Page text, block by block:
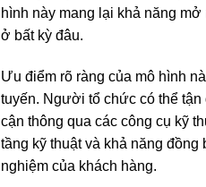
hình này mang lại khả năng
ở bất kỳ đâu.
Ưu điểm rõ ràng của mô hình
tuyến. Người tổ chức có thể
cận thông qua các công cụ kỹ
tầng kỹ thuật và khả năng
nghiệm của khách hàng.